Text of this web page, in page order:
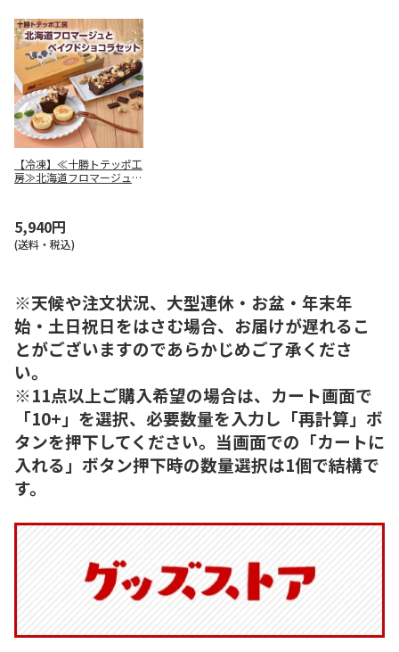
【冷凍】≪十勝トテッポ工
房≫北海道フロマージュと
5,940円
(送料・税込)
※天候や注文状況、大型連休・お盆・年末年
始・土日祝日をはさむ場合、お届けが遅れるこ
とがございますのであらかじめご了承くださ
い。
※11点以上ご購入希望の場合は、カート画面で
「10+」を選択、必要数量を入力し「再計算」ボ
タンを押下してください。当画面での「カートに
入れる」ボタン押下時の数量選択は1個で結構で
す。